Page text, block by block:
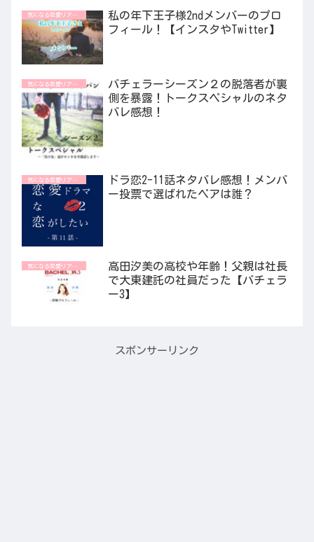
気になる恋愛リアリティ番組
私の年下王子様2ndメンバーのプロ
フィール！【インスタやTwitter】
気になる恋愛リアリティ番組
バチェラーシーズン２の脱落者が裏
側を暴露！トークスペシャルのネタ
バレ感想！
気になる恋愛リアリティ番組
ドラ恋2-11話ネタバレ感想！メンバ
ー投票で選ばれたペアは誰？
気になる恋愛リアリティ番組
高田汐美の高校や年齢！父親は社長
で大東建託の社員だった【バチェラ
ー3】
スポンサーリンク